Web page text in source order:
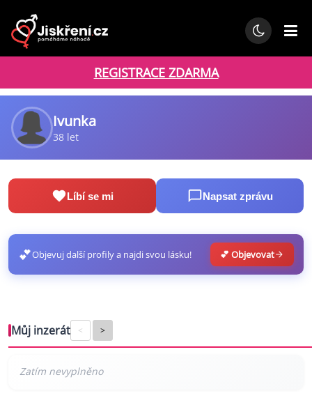
REGISTRACE ZDARMA
Ivunka
38 let
Líbí se mi Napsat zprávu
💕Objevuj další profily a najdi svou lásku! 💕 Objevovat
Můj inzerát < >